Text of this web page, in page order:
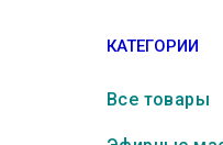
КАТЕГОРИИ
Все товары